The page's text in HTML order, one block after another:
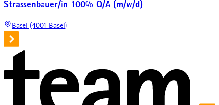
Strassenbauer/in 100% Q/A (m/w/d)
Basel (4001 Basel)